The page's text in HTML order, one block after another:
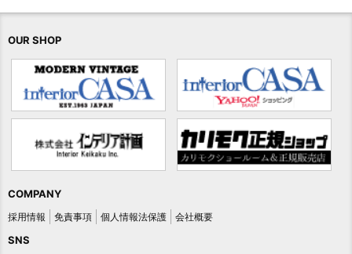
OUR SHOP
COMPANY
採用情報 免責事項 個人情報法保護 会社概要
SNS